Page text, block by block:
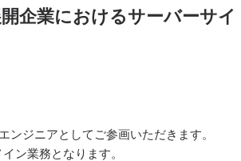
企業におけるサーバーサ
ジニアとしてご参画いただきます。
ン業務となります。